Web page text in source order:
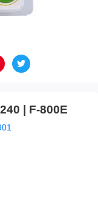
| F-800E